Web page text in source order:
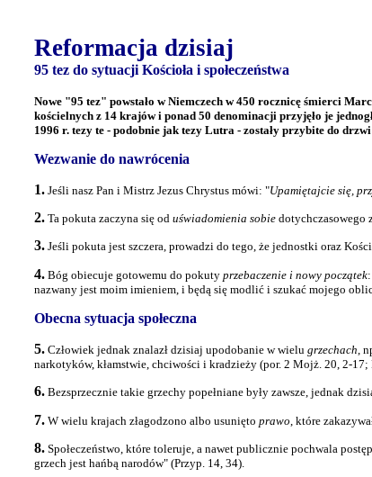
Reformacja dzisiaj
95 tez do sytuacji Kościoła i społeczeństwa
Nowe "95 tez" powstało w Niemczech w 450 rocznicę śmierci
kościelnych z 14 krajów i ponad 50 denominacji przyjęło je
1996 r. tezy te - podobnie jak tezy Lutra - zostały przybite do
Wezwanie do nawrócenia
1.Jeśli nasz Pan i Mistrz Jezus Chrystus mówi: "Upamiętajcie się,
2.Ta pokuta zaczyna się od uświadomienia sobiedotychczasowego
3.Jeśli pokuta jest szczera, prowadzi do tego, że jednostki oraz
4.Bóg obiecuje gotowemu do pokutyprzebaczenie i nowy początek
nazwany jest moim imieniem, i będą się modlić i szukać mojego
Obecna sytuacja społeczna
5.Człowiek jednak znalazł dzisiaj upodobanie w wielu grzechach,
narkotyków, kłamstwie, chciwości i kradzieży (por. 2 Mojż. 20, 2-
6.Bezsprzecznie takie grzechy popełniane były zawsze, jednak
7.W wielu krajach złagodzono albo usunięto prawo , które
8.Społeczeństwo, które toleruje, a nawet publicznie pochwala
grzech jest hańbą narodów" (Przyp. 14, 34).